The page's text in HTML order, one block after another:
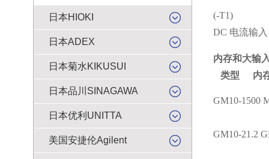
日本HIOKI
日本ADEX
日本菊水KIKUSUI
日本品川SINAGAWA
日本优利UNITTA
美国安捷伦Agilent
(-T1)
DC 电流输
内存和大输
类型
内
GM10-1 500
GM10-21.2